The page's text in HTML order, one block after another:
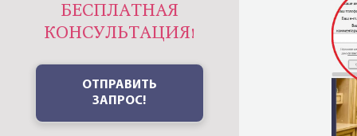
БЕСПЛАТНАЯ
КОНСУЛЬТАЦИЯ!
ОТПРАВИТЬ
ЗАПРОС!